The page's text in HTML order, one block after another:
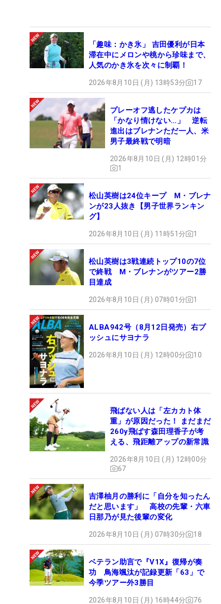
「趣味：かき氷」 吉田優利が日本
滞在中にメロンや桃から珍味まで、
人気のかき氷を次々に制覇！
2026年8月10日 (月) 13時53分 17
プレーオフ逃したケプカは
「かなり情けない…」 逆転
進出はブレナンただ一人、米
男子最終戦で明暗
2026年8月10日 (月) 12時01分
1
松山英樹は24位キープ M・ブレナ
ンが23人抜き【男子世界ランキン
グ】
2026年8月10日 (月) 11時51分 1
松山英樹は3戦連続トップ10の7位
で終戦 M・ブレナンがツアー2勝
目達成
2026年8月10日 (月) 07時01分 1
ALBA942号（8月12日発売）右プ
ッシュにサヨナラ
2026年8月10日 (月) 12時00分 10
飛ばない人は「左カカト体
重」が原因だった！ まだまだ
260y飛ばす森田理香子が考
える、飛距離アップの新常識
2026年8月10日 (月) 12時00分
67
吉澤柚月の勝利に「自分を知ったん
だと思います」 高校の先輩・六車
日那乃が見た後輩の変化
2026年8月10日 (月) 07時30分 18
ベテラン助言で『V1X』復帰が奏
功 鳥海颯汰が記録更新「63」で
今季ツアー外3勝目
2026年8月10日 (月) 16時44分 76